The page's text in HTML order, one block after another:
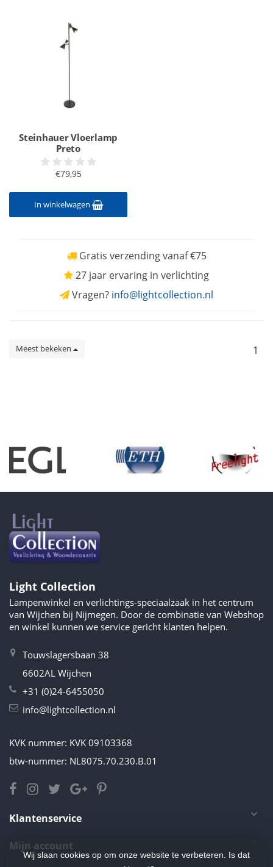
Steinhauer Vloerlamp
Preto
€79,95
In winkelwagen
Gratis verzending vanaf €75
27 jaar ervaring in verlichting
Vragen? info@lightcollection.nl
Meest bekeken 1
Light Collection
Lampenwinkel en verlichtings-speciaalzaak in het centrum
van Wijchen bij Nijmegen. Door de combinatie van Webshop
en winkel kunnen we service gericht klanten helpen.
Touwslagersbaan 38
6602AL Wijchen
+31 (0)24-6455050
info@lightcollection.nl
KVK nummer: KVK 09103368
btw-nummer: NL8075.70.230.B.01
Klantenservice
Mijn account
Wij slaan cookies op om onze website te verbeteren. Is dat